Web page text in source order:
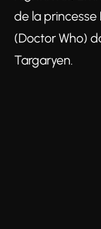
de la
(Doctor Who)
Targaryen.